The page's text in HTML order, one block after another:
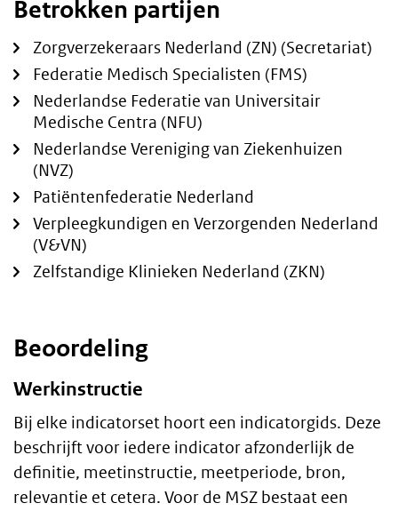
Betrokken partijen
Zorgverzekeraars Nederland (ZN) (Secretariat)
Federatie Medisch Specialisten (FMS)
Nederlandse Federatie van Universitair
Medische Centra (NFU)
Nederlandse Vereniging van Ziekenhuizen
(NVZ)
Patiëntenfederatie Nederland
Verpleegkundigen en Verzorgenden Nederland
(V&VN)
Zelfstandige Klinieken Nederland (ZKN)
Beoordeling
Werkinstructie
Bij elke indicatorset hoort een indicatorgids. Deze
beschrijft voor iedere indicator afzonderlijk de
definitie, meetinstructie, meetperiode, bron,
relevantie et cetera. Voor de MSZ bestaat een